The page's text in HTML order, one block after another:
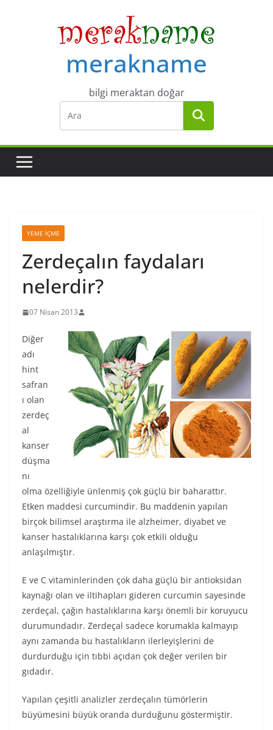
merakname
bilgi meraktan doğar
YEME İÇME
Zerdeçalın faydaları
nelerdir?
07 Nisan 2013
Diğer
adı
hint
safran
ı olan
zerdeç
al
kanser
düşma
nı
olma özelliğiyle ünlenmiş çok güçlü bir baharattır.
Etken maddesi curcumindir. Bu maddenin yapılan
birçok bilimsel araştırma ile alzheimer, diyabet ve
kanser hastalıklarına karşı çok etkili olduğu
anlaşılmıştır.
E ve C vitaminlerinden çok daha güçlü bir antioksidan
kaynağı olan ve iltihapları gideren curcumin sayesinde
zerdeçal, çağın hastalıklarına karşı önemli bir koruyucu
durumundadır. Zerdeçal sadece korumakla kalmayıp
aynı zamanda bu hastalıkların ilerleyişlerini de
durdurduğu için tıbbi açıdan çok değer verilen bir
gıdadır.
Yapılan çeşitli analizler zerdeçalın tümörlerin
büyümesini büyük oranda durduğunu göstermiştir.